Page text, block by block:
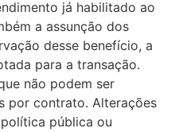
já habilitado ao
a assunção dos
desse benefício, a
para a transação.
não podem ser
por contrato. Alterações
pública ou